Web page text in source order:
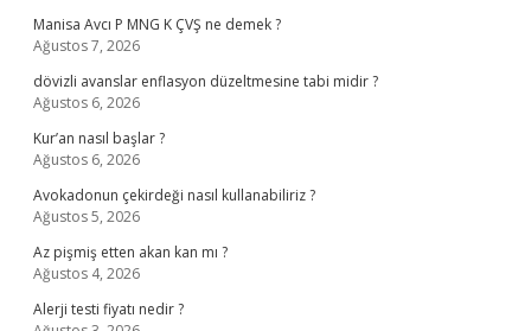
Manisa Avcı P MNG K ÇVŞ ne demek ?
Ağustos 7, 2026
dövizli avanslar enflasyon düzeltmesine tabi midir ?
Ağustos 6, 2026
Kur’an nasıl başlar ?
Ağustos 6, 2026
Avokadonun çekirdeği nasıl kullanabiliriz ?
Ağustos 5, 2026
Az pişmiş etten akan kan mı ?
Ağustos 4, 2026
Alerji testi fiyatı nedir ?